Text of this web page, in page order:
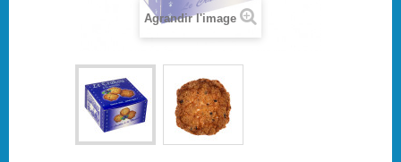
Agrandir l'image